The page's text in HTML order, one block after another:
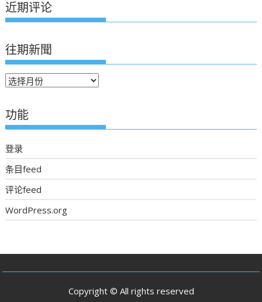
近期评论
往期新聞
往
新
聞
功能
登录
条目feed
评论feed
WordPress.org
Copyright © All rights reserved